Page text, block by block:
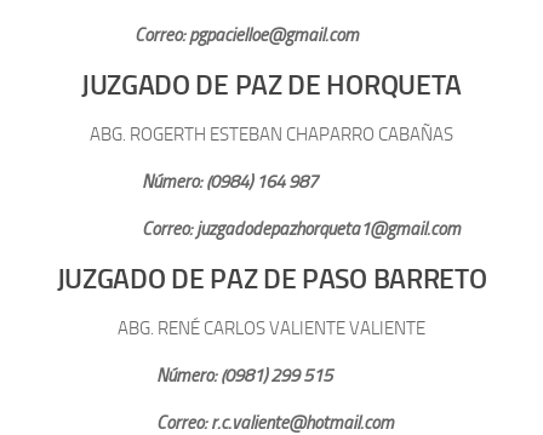
Correo: pgpacielloe@gmail.com
JUZGADO DE PAZ DE HORQUETA
ABG. ROGERTH ESTEBAN CHAPARRO CABAÑAS
Número: (0984) 164 987
Correo: juzgadodepazhorqueta1@gmail.com
JUZGADO DE PAZ DE PASO BARRETO
ABG. RENÉ CARLOS VALIENTE VALIENTE
Número: (0981) 299 515
Correo: r.c.valiente@hotmail.com